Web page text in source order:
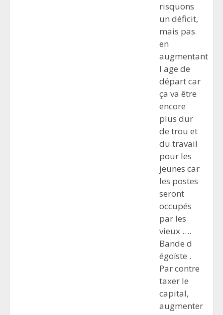
risquons
un déficit,
mais pas
en
augmentant
l age de
départ car
ça va être
encore
plus dur
de trou et
du travail
pour les
jeunes car
les postes
seront
occupés
par les
vieux ….
Bande d
égoïste .
Par contre
taxer le
capital,
augmenter